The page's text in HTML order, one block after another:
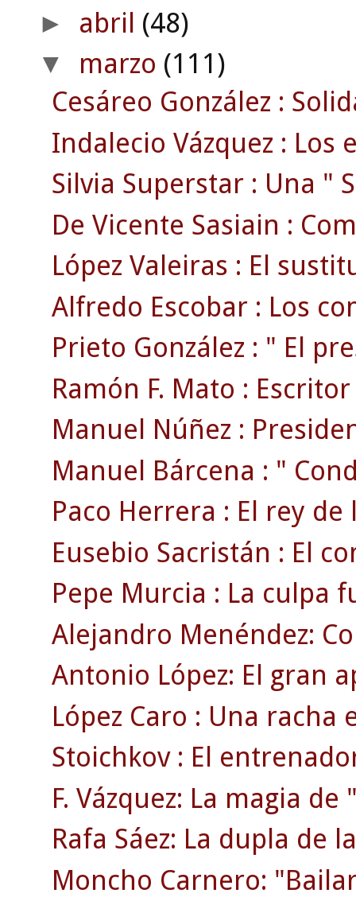
► abril (48)
▼ marzo (111)
Cesáreo González :
Indalecio Vázquez : Los
Silvia Superstar : Una "
De Vicente Sasiain :
López Valeiras : El
Alfredo Escobar : Los
Prieto González : " El
Ramón F. Mato :
Manuel Núñez :
Manuel Bárcena : "
Paco Herrera : El rey
Eusebio Sacristán : El
Pepe Murcia : La culpa
Alejandro Menéndez:
Antonio López: El gran
López Caro : Una racha
Stoichkov : El
F. Vázquez: La magia
Rafa Sáez: La dupla de
Moncho Carnero: